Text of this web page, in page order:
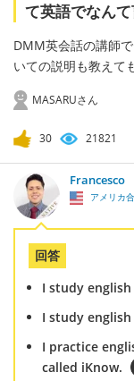
て英語でなんて
DMM英会話の講師
いての説明も教えて
MASARUさん
30 21821
Francesco
アメリカ
回答
I study
I study
I practice
called iKnow.